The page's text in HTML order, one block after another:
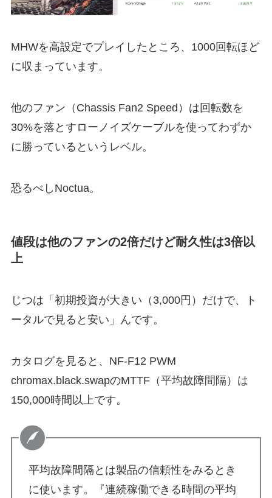
MHWを高設定でプレイしたところ、1000回転ほど
に収まっています。
他のファン（Chassis Fan2 Speed）は回転数を
30%を落とすローノイズケーブルを使ってわずか
に勝っているというレベル。
恐るべしNoctua。
値段は他のファンの2倍だけど耐久性は3倍以
上
じつは「 初期投資が大きい（3,000円）だけで、ト
ータルで見ると安い 」んです。
カタログを見ると、NF-F12 PWM
chromax.black.swapのMTTF（平均故障間隔）は
150,000時間以上です。
平均故障間隔とは製品の信頼性をみるとき
に使います。『連続稼働できる時間の平均